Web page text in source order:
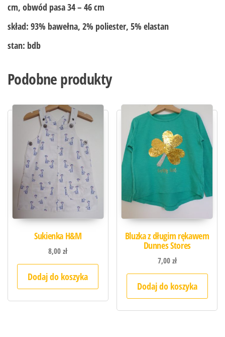
cm, obwód pasa 34 – 46 cm
skład: 93% bawełna, 2% poliester, 5% elastan
stan: bdb
Podobne produkty
Sukienka H&M
8,00zł
Dodaj do koszyka
Bluzka z długim rękawem
Dunnes Stores
7,00zł
Dodaj do koszyka